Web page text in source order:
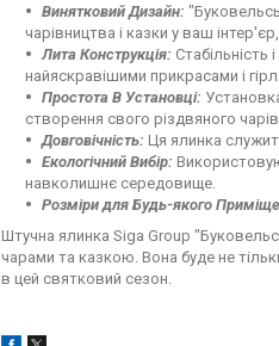
Винятковий Дизайн:
чарівництва і казки у ваш
Лита Конструкція: Стабільність
найяскравішими прикрасами і
Простота В Установці:
створення свого різдвяного
Довговічність: Ця ялинка
Екологічний Вибір:
навколишнє середовище.
Розміри для Будь-якого
Штучна ялинка Siga Group
чарами та казкою. Вона буде не
в цей святковий сезон.